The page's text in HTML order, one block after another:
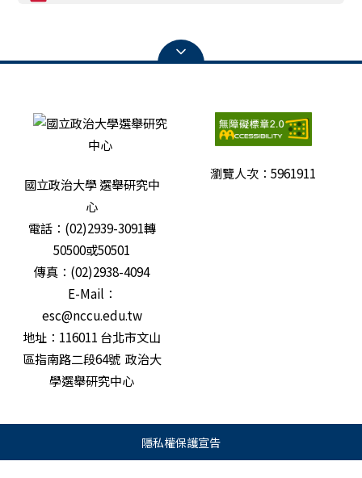
國立政治大學 選舉研究中
心
電話：(02)2939-3091轉
50500或50501
傳真：(02)2938-4094
E-Mail：
esc@nccu.edu.tw
地址：116011 台北市文山
區指南路二段64號 政治大
學選舉研究中心
瀏覽人次：5961911
隱私權保護宣告